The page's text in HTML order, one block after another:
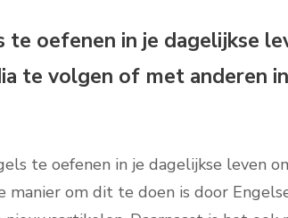
oefenen in je dagelijkse
te volgen of met anderen
te oefenen in je dagelijkse leven
manier om dit te doen is door